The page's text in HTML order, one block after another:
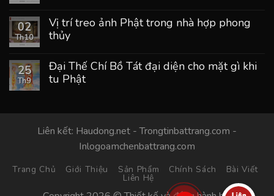
02
Th10
Vị trí treo ảnh Phật trong nhà hợp phong
thủy
25
Th9
Đại Thế Chí Bồ Tát đại diện cho mặt gì khi
tu Phật
Liên kết: Haudong.net -Trongtinbattrang.com -
Inlogoamchenbattrang.com
Trang Chủ Giới Thiệu Sản Phẩm Chính Sách Bài Viết
Liên Hệ